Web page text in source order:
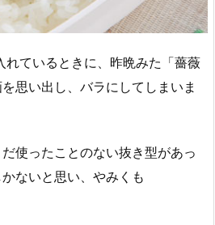
れているときに、昨晩みた「薔薇
思い出し、バラにしてしまいま
使ったことのない抜き型があっ
ないと思い、やみくも